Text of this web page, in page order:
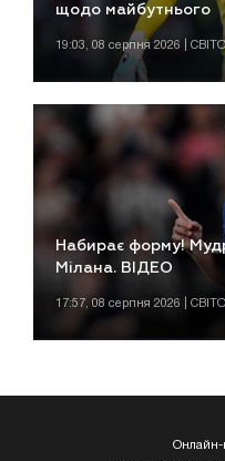
щодо майбутнього
19:03, 08 серпня 2026 |
Набирає форму!
Мілана. ВІДЕО
17:57, 08 серпня 2026 |
Онлайн-